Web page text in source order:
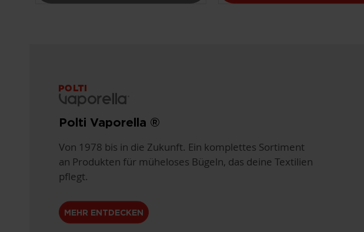
Polti Vaporella ®
Von 1978 bis in die Zukunft. Ein komplettes Sortiment
an Produkten für müheloses Bügeln, das deine Textilien
pflegt.
MEHR ENTDECKEN